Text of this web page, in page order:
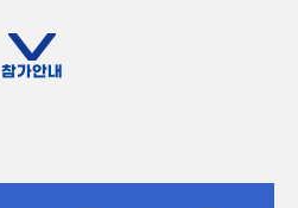
참가안내